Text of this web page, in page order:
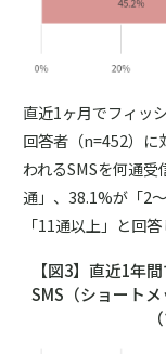
直近1ヶ月でフィッ
回答者（n=452）に
われるSMSを何通
通」、38.1%が「2
「11通以上」と回答
【図3】直近1年
SMS（ショート